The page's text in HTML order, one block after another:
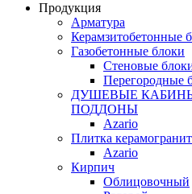
Продукция
Арматура
Керамзитобетонные
Газобетонные блоки
Стеновые
Перегородные
ДУШЕВЫЕ
ПОДДОНЫ
Azario
Плитка
Azario
Кирпич
Облицовочный